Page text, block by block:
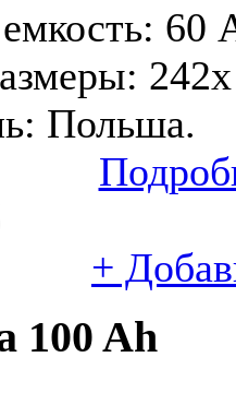
60
Польша.
+
100 Ah